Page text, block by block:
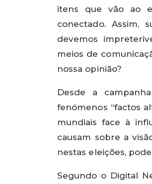
itens que vão ao
conectado. Assim,
devemos
meios de
nossa opinião?
Desde a
fenómenos “factos
mundiais face à
causam sobre a
nestas eleições,
Segundo o Digital